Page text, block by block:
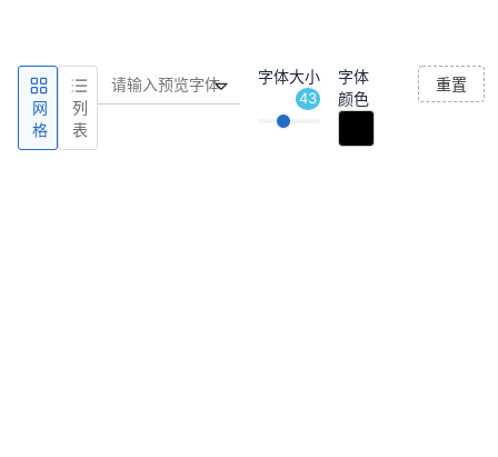
网
格
列
表
字体大小
43
字体
颜色
重置